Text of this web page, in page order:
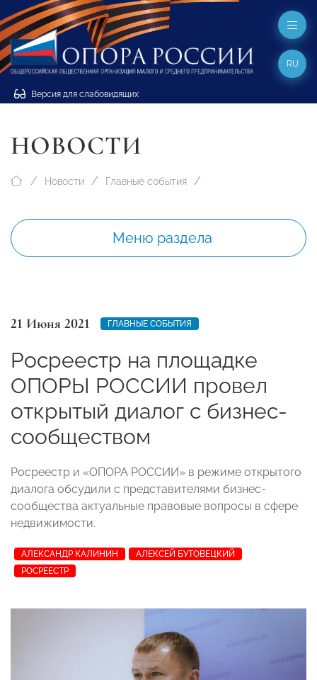
Версия для слабовидящих
RU
НОВОСТИ
Новости Главные события
Меню раздела
21 Июня 2021 ГЛАВНЫЕ СОБЫТИЯ
Росреестр на площадке
ОПОРЫ РОССИИ провел
открытый диалог с бизнес-
сообществом
Росреестр и «ОПОРА РОССИИ» в режиме открытого
диалога обсудили с представителями бизнес-
сообщества актуальные правовые вопросы в сфере
недвижимости.
АЛЕКСАНДР КАЛИНИН
АЛЕКСЕЙ БУТОВЕЦКИЙ
РОСРЕЕСТР